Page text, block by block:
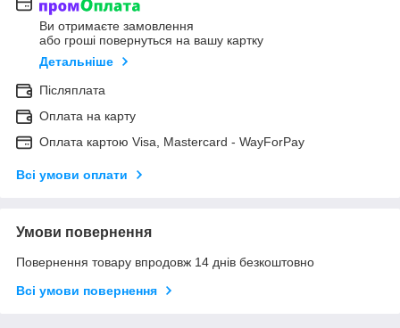
Ви отримаєте замовлення
або гроші повернуться на вашу картку
Детальніше
Післяплата
Оплата на карту
Оплата картою Visa, Mastercard - WayForPay
Всі умови оплати
Умови повернення
Повернення товару впродовж 14 днів безкоштовно
Всі умови повернення